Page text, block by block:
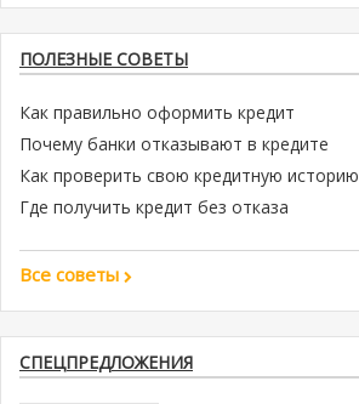
ПОЛЕЗНЫЕ СОВЕТЫ
Как правильно оформить кредит
Почему банки отказывают в кредите
Как проверить свою кредитную историю
Где получить кредит без отказа
Все советы
СПЕЦПРЕДЛОЖЕНИЯ